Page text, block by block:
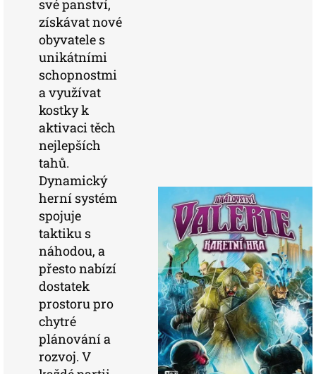
své panství,
získávat nové
obyvatele s
unikátními
schopnostmi
a využívat
kostky k
aktivaci těch
nejlepších
tahů.
Dynamický
herní systém
spojuje
taktiku s
náhodou, a
přesto nabízí
dostatek
prostoru pro
chytré
plánování a
rozvoj. V